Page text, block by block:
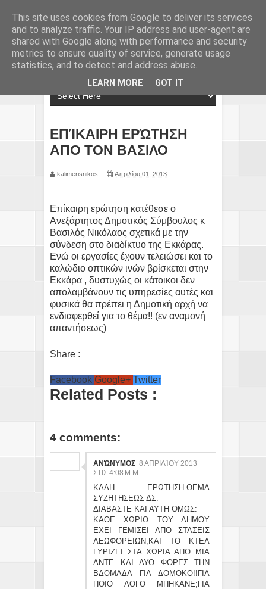
ΕΠΊΚΑΙΡΗ ΕΡΏΤΗΣΗ
ΑΠΟ ΤΟΝ ΒΑΣΙΛΟ
kalimerisnikos Απριλίου 01, 2013
Επίκαιρη ερώτηση κατέθεσε ο
Ανεξάρτητος Δημοτικός Σύμβουλος κ
Βασιλός Νικόλαος σχετικά με την
σύνδεση στο διαδίκτυο της Εκκάρας.
Ενώ οι εργασίες έχουν τελειώσει και το
καλώδιο οπτικών ινών βρίσκεται στην
Εκκάρα , δυστυχώς οι κάτοικοι δεν
απολαμβάνουν τις υπηρεσίες αυτές και
φυσικά θα πρέπει η Δημοτική αρχή να
ενδιαφερθεί για το θέμα!! (εν αναμονή
απαντήσεως)
Share :
Facebook Google+ Twitter
Related Posts :
4 comments:
ΑΝΏΝΥΜΟΣ 8 ΑΠΡΙΛΊΟΥ 2013
ΣΤΙΣ 4:08 Μ.Μ.
ΚΑΛΗ ΕΡΩΤΗΣΗ-ΘΕΜΑ
ΣΥΖΗΤΗΣΕΩΣ ΔΣ.
ΔΙΑΒΑΣΤΕ ΚΑΙ ΑΥΤΗ ΟΜΩΣ:
ΚΑΘΕ ΧΩΡΙΟ ΤΟΥ ΔΗΜΟΥ
ΕΧΕΙ ΓΕΜΙΣΕΙ ΑΠΟ ΣΤΑΣΕΙΣ
ΛΕΩΦΟΡΕΙΩΝ,ΚΑΙ ΤΟ ΚΤΕΛ
ΓΥΡΙΖΕΙ ΣΤΑ ΧΩΡΙΑ ΑΠΟ ΜΙΑ
ΑΝΤΕ ΚΑΙ ΔΥΟ ΦΟΡΕΣ ΤΗΝ
ΒΔΟΜΑΔΑ ΓΙΑ ΔΟΜΟΚΟ!!ΓΙΑ
ΠΟΙΟ ΛΟΓΟ ΜΠΗΚΑΝΕ;ΓΙΑ
This site uses cookies from Google to deliver its services
and to analyze traffic. Your IP address and user-agent are
shared with Google along with performance and security
metrics to ensure quality of service, generate usage
statistics, and to detect and address abuse.
LEARN MORE GOT IT